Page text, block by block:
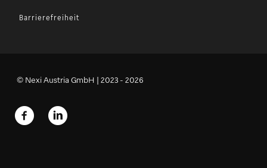
Barrierefreiheit
© Nexi Austria GmbH | 2023 - 2026